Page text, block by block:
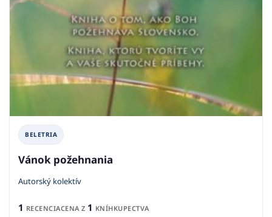
BELETRIA
Vánok požehnania
Autorský kolektív
1 RECENCIACENA Z 1 KNÍHKUPECTVA